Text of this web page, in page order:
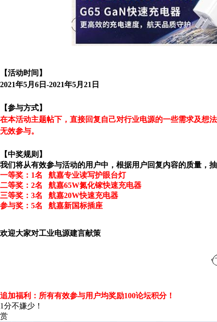
【活动时间】
2021年5月6日-2021年5月21日
【参与方式】
在本活动主题帖下，直接回复自己对行业电源的一些需求及想
无效参与。
【中奖规则】
我们将从有效参与活动的用户中，根据用户回复内容的质量，
一等奖： 1名
航嘉专业读写护眼台灯
二等奖： 2名 航嘉65W氮化镓快速充电器
三等奖： 3名 航嘉20W快速充电器
参与奖： 5名 航嘉新国标插座
欢迎大家对工业电源建言献策
追加福利：所有有效参与用户均奖励100论坛积分！
1分不嫌少！
赏